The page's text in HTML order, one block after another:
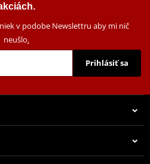
v podobe Newslettru aby mi nič
neušlo.
Prihlásiť sa